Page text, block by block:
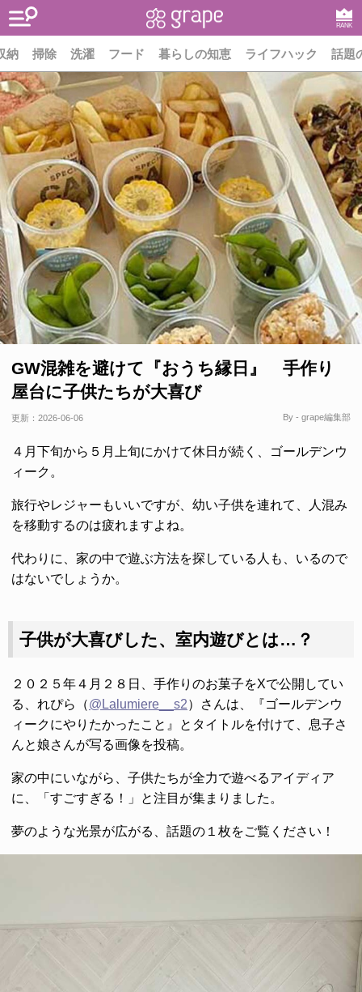
RANK
納 掃除 洗濯 フード 暮らしの知恵 ライフハック 話題
GW混雑を避けて『おうち縁日』 手作り
屋台に子供たちが大喜び
更新： 2026-06-06 By - grape編集部
４月下旬から５月上旬にかけて休日が続く、ゴールデンウ
ィーク。
旅行やレジャーもいいですが、幼い子供を連れて、人混み
を移動するのは疲れますよね。
代わりに、家の中で遊ぶ方法を探している人も、いるので
はないでしょうか。
子供が大喜びした、室内遊びとは…？
２０２５年４月２８日、手作りのお菓子をXで公開してい
る、れぴら（@Lalumiere__s2）さんは、『ゴールデンウ
ィークにやりたかったこと』とタイトルを付けて、息子さ
んと娘さんが写る画像を投稿。
家の中にいながら、子供たちが全力で遊べるアイディア
に、「すごすぎる！」と注目が集まりました。
夢のような光景が広がる、話題の１枚をご覧ください！